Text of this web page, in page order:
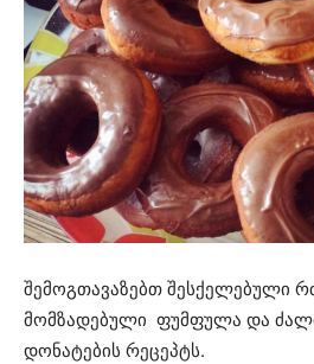
შემოგთავაზებთ შესქელებული
მომზადებული ფუმფულა და
დონატების რეცეპტს.